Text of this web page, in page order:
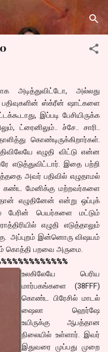
அடித்துவிட்டோ, அல்லது
பதிவுகளின் ஸ்க்ரீன் ஷாட்களை
இப்படி பேசியிருக்க
ட்ரைனிலும்.. ச்சே.. சாரி..
தாளித்து கொண்டிருக்கிறார்கள்.
எழுதி விட்டு என்ன
எடுத்துவிட்டார். இதை பற்றி
அவர் பதிவில் எழுதாமல்
கண்ட மேனிக்கு மற்றவர்களை
தான் எழுதினேன் என்று ஒப்புக்
பேரின் பெயர்களை மட்டும்
எழுதி எடுத்தாலும்
அப்புறம் இன்னொரு விஷயம்
கொத்தி பறவை அருமை.
உலகிலேயே பெரிய
மார்பகங்களை (38FFF)
கொண்ட பிரேசில் மாடல்
ஷைலா ஹெர்ஷே
உயிருக்கு ஆபத்தான
நிலையில் உள்ளார். இவர்
இதுவரை முப்பது முறை